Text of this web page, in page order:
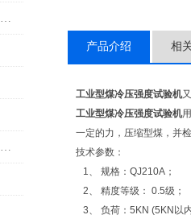
压力试验机结果产生误差原因及解决方法
材料试验机在生物材料中可以做到哪些试验？
产品介绍 相
工业型煤冷压强度试验机
工业型煤冷压强度试验机
一定的力，压缩型煤，并
技术参数：
1、 规格：QJ210A；
2、 精度等级： 0.5级；
3、 负荷：5KN (5KN以